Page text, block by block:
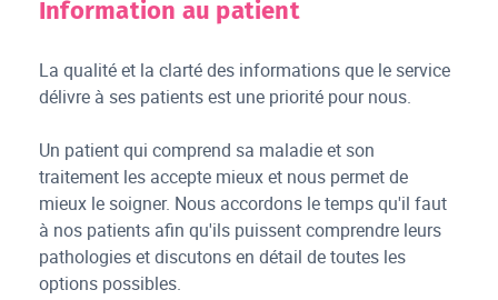
Information au patient
La qualité et la clarté des informations que le service
délivre à ses patients est une priorité pour nous.
Un patient qui comprend sa maladie et son
traitement les accepte mieux et nous permet de
mieux le soigner. Nous accordons le temps qu'il faut
à nos patients afin qu'ils puissent comprendre leurs
pathologies et discutons en détail de toutes les
options possibles.